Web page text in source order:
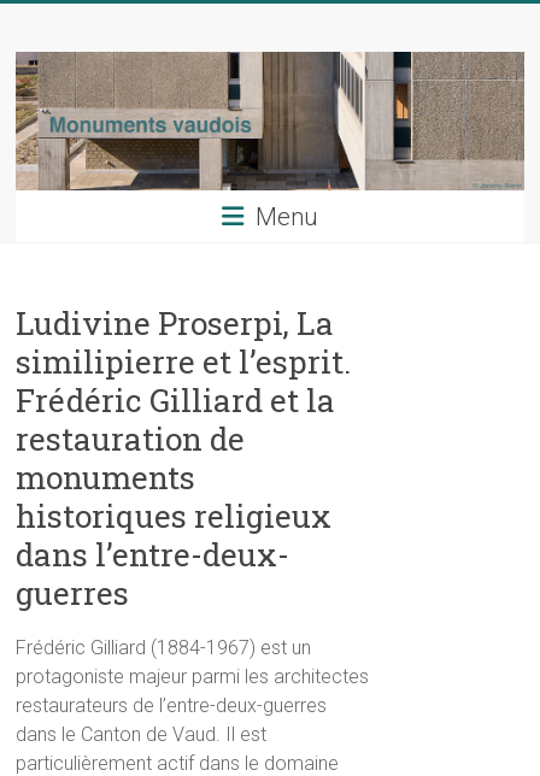
content
Monuments
vaudois
La
revue
canton
de
Vaud
Menu
Ludivine Proserpi, La
similipierre et l’esprit.
Frédéric Gilliard et la
restauration de
monuments
historiques religieux
dans l’entre-deux-
guerres
Frédéric Gilliard (1884-1967) est un
protagoniste majeur parmi les architectes
restaurateurs de l’entre-deux-guerres
dans le Canton de Vaud. Il est
particulièrement actif dans le domaine